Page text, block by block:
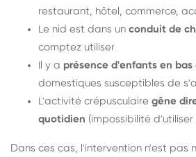
restaurant, hôtel, commerce,
Le nid est dans un conduit de
comptez utiliser
Il y a présence d'enfants en bas
domestiques susceptibles de
L'activité crépusculaire gêne
quotidien (impossibilité d'utiliser
Dans ces cas, l'intervention n'est pas